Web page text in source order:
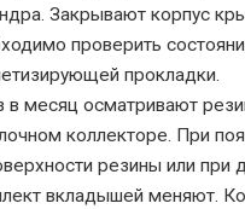
Закрывают корпус
проверить
прокладки.
в месяц осматривают
коллекторе. При
резины или при
вкладышей меняют.